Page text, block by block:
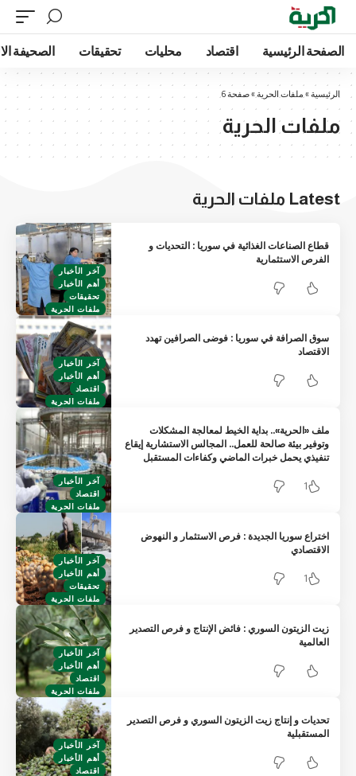
الصفحة الرئيسية اقتصاد محليات تحقيقات الصحيفة
الرئيسية » ملفات الحرية »صفحة 6
ملفات الحرية
Latest ملفات الحرية
آخر الأخبار
أهم الأخبار
تحقيقات
ملفات الحرية
قطاع الصناعات الغذائية في سوريا : التحديات و
الفرص الاستثمارية
آخر الأخبار
أهم الأخبار
اقتصاد
ملفات الحرية
سوق الصرافة في سوريا : فوضى الصرافين تهدد
الاقتصاد
آخر الأخبار
اقتصاد
ملفات الحرية
ملف «الحرية».. بداية الخيط لمعالجة المشكلات
وتوفير بيئة صالحة للعمل.. المجالس الاستشارية إيقاع
تنفيذي يحمل خبرات الماضي وكفاءات المستقبل
1
آخر الأخبار
أهم الأخبار
تحقيقات
ملفات الحرية
اختراع سوريا الجديدة : فرص الاستثمار و النهوض
الاقتصادي
1
آخر الأخبار
أهم الأخبار
اقتصاد
ملفات الحرية
زيت الزيتون السوري : فائض الإنتاج و فرص التصدير
العالمية
آخر الأخبار
أهم الأخبار
اقتصاد
تحديات و إنتاج زيت الزيتون السوري و فرص التصدير
المستقبلية